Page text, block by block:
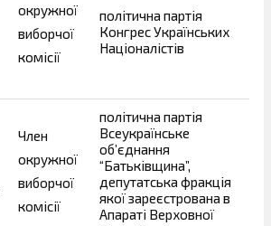
окружної
виборчої
комісії
політична партія
Конгрес Українських
Націоналістів
Член
окружної
виборчої
комісії
політична партія
Всеукраїнське
об’єднання
“Батьківщина”,
депутатська фракція
якої зареєстрована в
Апараті Верховної